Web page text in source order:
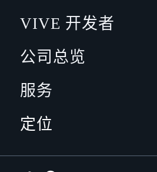
VIVE 开发者
公司总览
服务
定位